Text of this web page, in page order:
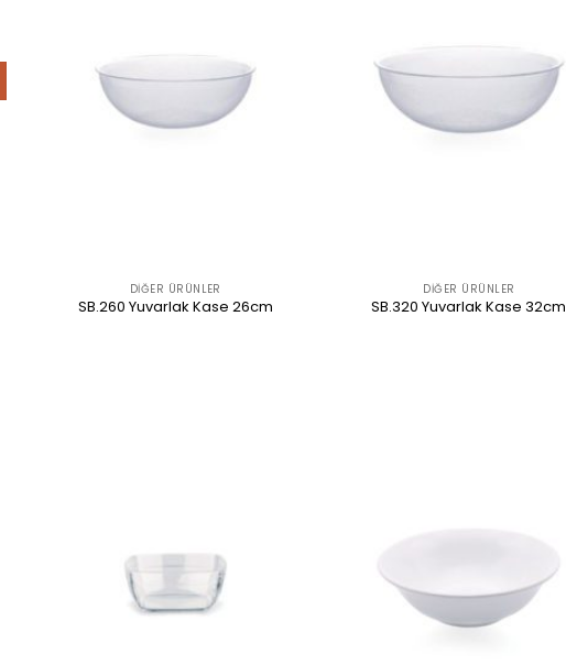
DIĞER ÜRÜNLER
SB.260 Yuvarlak Kase 26cm
DIĞER ÜRÜNLER
SB.320 Yuvarlak Kase 32cm